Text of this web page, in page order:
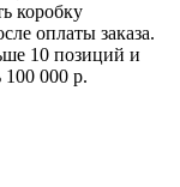
коробку
оплаты заказа.
10 позиций и
000 р.